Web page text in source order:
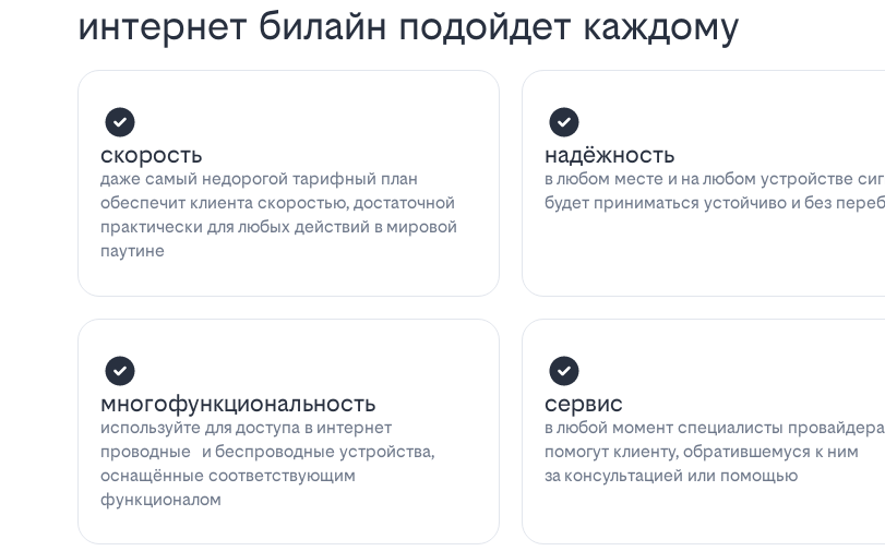
интернет билайн подойдет каждому
скорость
даже самый недорогой тарифный план
обеспечит клиента скоростью, достаточной
практически для любых действий в мировой
паутине
надёжность
в любом месте и на любом устройстве
будет приниматься устойчиво и без
многофункциональность
используйте для доступа в интернет
проводные и беспроводные устройства,
оснащённые соответствующим
функционалом
сервис
в любой момент специалисты провайдера
помогут клиенту, обратившемуся к ним
за консультацией или помощью